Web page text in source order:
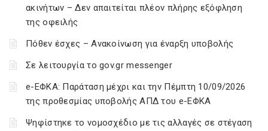
ακινήτων – Δεν απαιτείται πλέον πλήρης εξόφληση
της οφειλής
Πόθεν έσχες – Ανακοίνωση για έναρξη υποβολής
Σε λειτουργία το gov.gr messenger
e-ΕΦΚΑ: Παράταση μέχρι και την Πέμπτη 10/09/2026
της προθεσμίας υποβολής ΑΠΔ του e-ΕΦΚΑ
Ψηφίστηκε το νομοσχέδιο με τις αλλαγές σε στέγαση